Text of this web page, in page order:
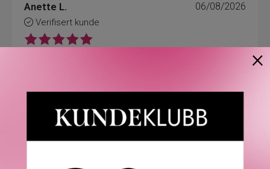
Anette L.
Verifisert kunde
06/08/2026
×